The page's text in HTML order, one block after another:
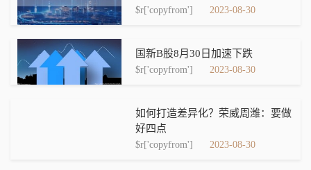
$r['copyfrom'] 2023-08-30
国新B股8月30日加速下跌
$r['copyfrom'] 2023-08-30
如何打造差异化？荣威周潍：要做
好四点
$r['copyfrom'] 2023-08-30